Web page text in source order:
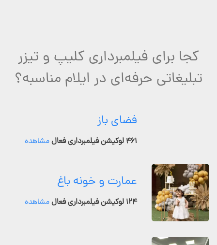
کجا برای فیلمبرداری کلیپ و تیزر
تبلیغاتی حرفه‌ای در ایلام مناسبه؟
فضای باز
۴۶۱ لوکیشن فیلمبرداری فعال مشاهده
عمارت و خونه باغ
۱۲۴ لوکیشن فیلمبرداری فعال مشاهده